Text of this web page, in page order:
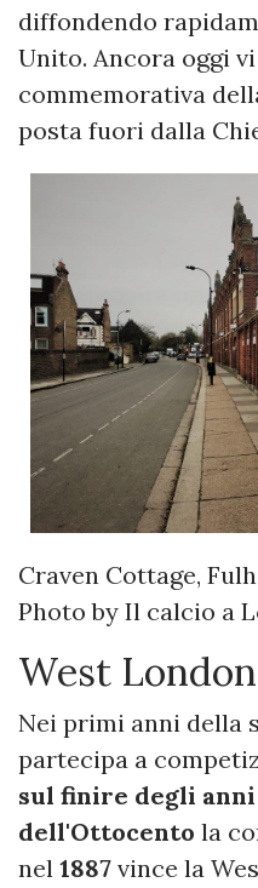
diffondendo
Unito. Ancora oggi
commemorativa
posta fuori dalla
Craven Cottage,
Photo by Il calcio a
West
Nei primi anni della
partecipa a
sul finire degli
dell'Ottocento la
nel 1887 vince la